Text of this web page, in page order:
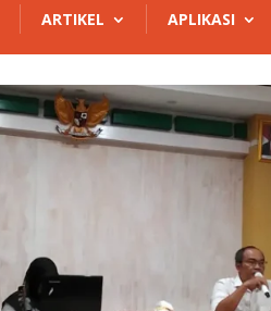
ARTIKEL APLIKASI